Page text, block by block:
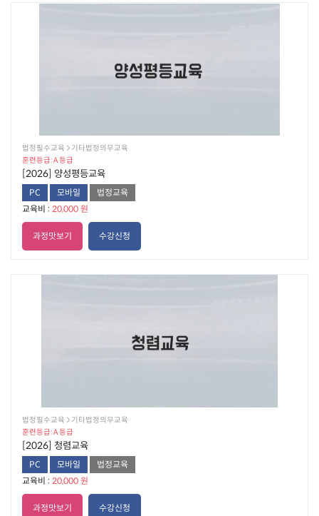
법정필수교육  기타법정의무교육
훈련등급: A 등급
[2026] 양성평등교육
PC 모바일
법정교육
교육비 : 20,000 원
과정맛보기 수강신청
법정필수교육  기타법정의무교육
훈련등급: A 등급
[2026] 청렴교육
PC 모바일
법정교육
교육비 : 20,000 원
과정맛보기 수강신청